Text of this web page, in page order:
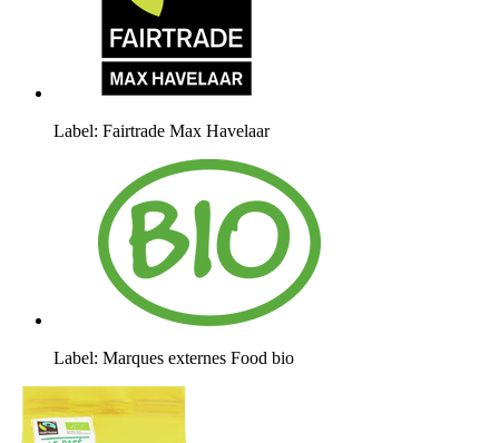
Label: Fairtrade Max Havelaar
Label: Marques externes Food bio